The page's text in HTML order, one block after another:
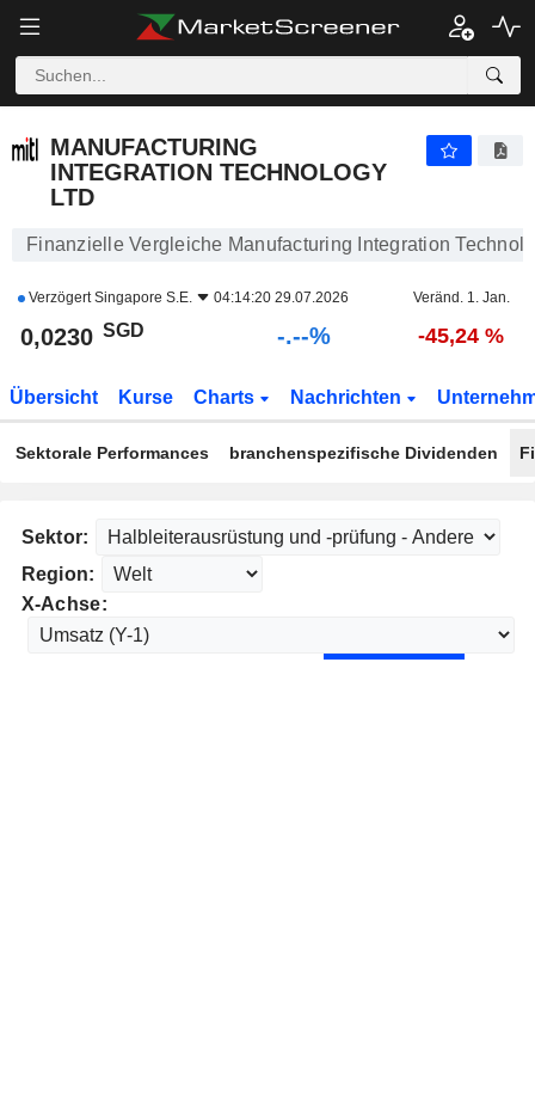
MANUFACTURING INTEGRATION TECHNOLOGY LTD 0,0230 $ -
MANUFACTURING
INTEGRATION TECHNOLOGY
LTD
Finanzielle Vergleiche Manufacturing Integration
VerzögertSingapore S.E. 04:14:20 29.07.2026 Veränd. 1. Jan.
0,0230 SGD -.--% -45,24 %
Übersicht Kurse Charts Nachrichten
Sektorale Performances branchenspezifische Dividenden
Sektor:
Region:
X-Achse: